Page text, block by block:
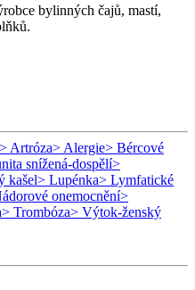
bylinných čajů, mastí,
> Artróza> Alergie> Bércové
snížená-dospělí>
kašel> Lupénka> Lymfatické
onemocnění>
> Trombóza> Výtok-ženský